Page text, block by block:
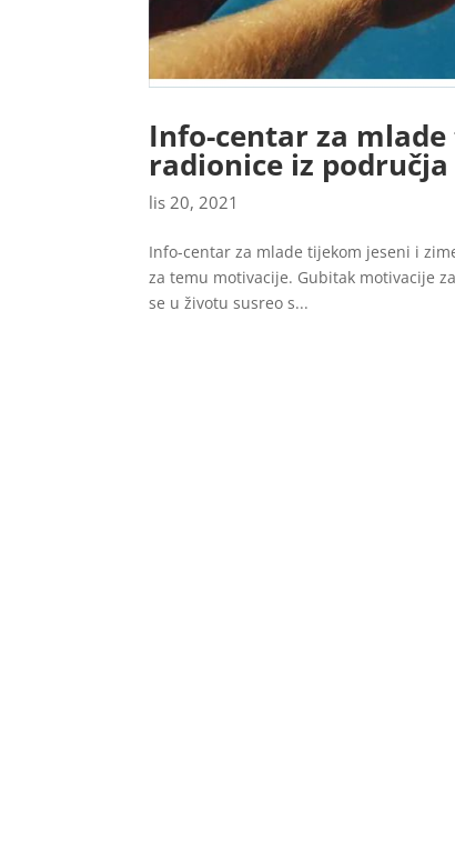
Info-centar za
radionice iz
lis 20, 2021
Info-centar za mlade tijekom jeseni i
za temu motivacije. Gubitak motivacije
se u životu susreo s...